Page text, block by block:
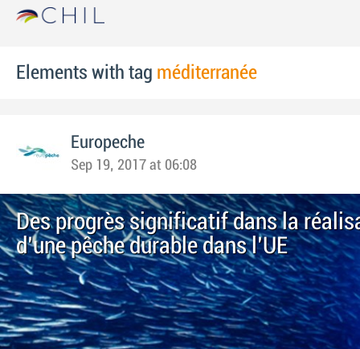
Elements with tag méditerranée
Europeche
Sep 19, 2017 at 06:08
Des progrès significatif dans la
d'une pêche durable dans l'UE